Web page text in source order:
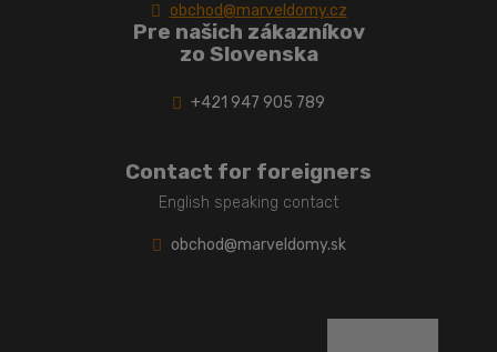
obchod@marveldomy.cz
Pre našich zákazníkov
zo Slovenska
+421 947 905 789
Contact for foreigners
English speaking contact
obchod@marveldomy.sk